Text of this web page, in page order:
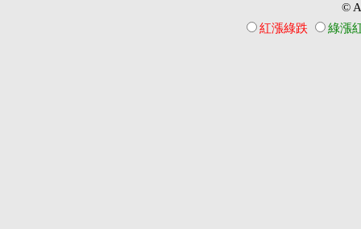
©
紅漲綠跌
綠漲